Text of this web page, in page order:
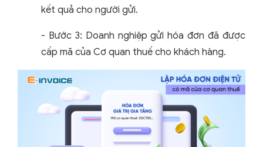
kết quả cho người gửi.
- Bước 3: Doanh nghiệp gửi hóa đơn đã được
cấp mã của Cơ quan thuế cho khách hàng.